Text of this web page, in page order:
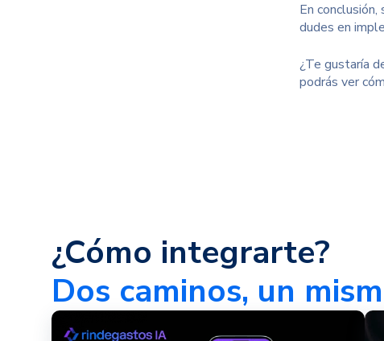
En
dudes en
¿Te gustaría
podrás ver
¿Cómo integrarte?
Dos caminos, un